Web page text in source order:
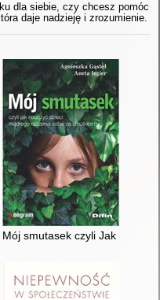
dla siebie, czy chcesz pomóc
daje nadzieję i zrozumienie.
Mój smutasek czyli Jak